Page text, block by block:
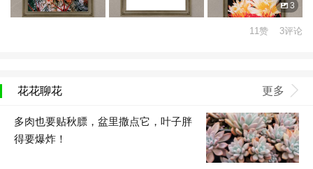
3
11赞 3评论
花花聊花 更多
多肉也要贴秋膘，盆里撒点它，叶子胖
得要爆炸！